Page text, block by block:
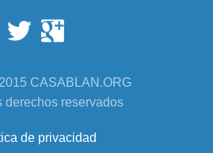
CASABLAN.ORG
derechos reservados
de privacidad